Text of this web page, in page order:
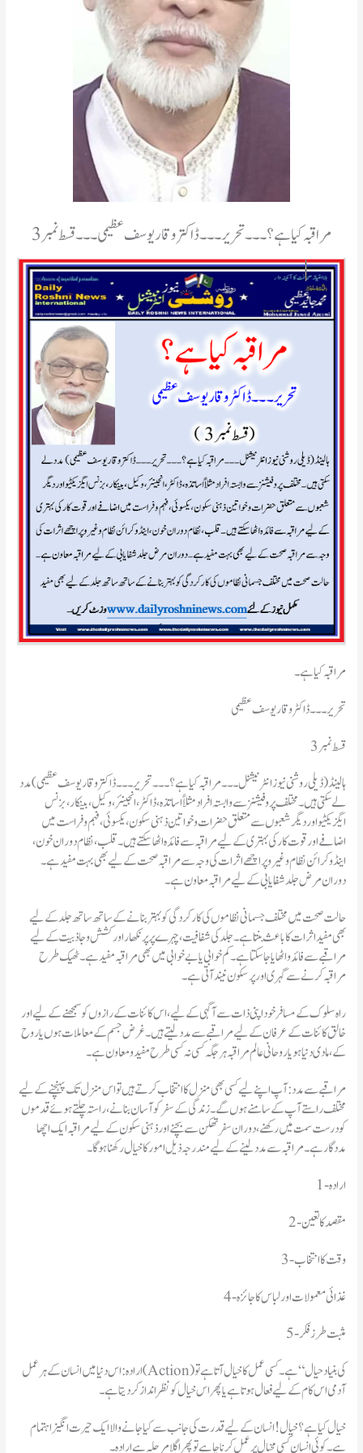
مراقبہ کیا ہے؟۔۔۔تحریر۔۔۔ڈاکتر وقار یوسف عظیمی۔۔۔قسط نمبر3
مراقبہ کیا ہے۔
تحریر۔۔۔ڈاکٹر وقار یوسف عظیمی
قسط نمبر3
ہالینڈ(ڈیلی روشنی نیوز انٹرنیشنل۔۔۔مراقبہ کیا ہے؟۔۔۔تحریر۔۔۔ڈاکتر وقار یوسف عظیمی ) مدد
لے سکتی ہیں۔ مختلف پروفیشنز سے وابستہ افراد مثلاً اساتذہ، ڈاکٹر، انجینئر، وکیل، بینکار، بزنس
ایگزیکٹیو اور دیگر شعبوں سے متعلق حضرات و خواتین ذہنی سکون، یکسوئی، فہم و فراست میں
اضافے اور قوت کار کی بہتری کے لیے مراقبہ سے فائدہ اٹھا سکتے ہیں۔ قلب، نظام دوران خون،
اینڈو کرائن نظام و غیر و پر اچھے اثرات کی وجہ سے مراقبہ صحت کے لیے بھی بہت مفید ہے۔
دوران مرض جلد شفایابی کےلیے مراقبہ معاون ہے۔
حالت صحت میں مختلف جسمانی نظاموں کی کار کردگی کو بہتر بنانے کے ساتھ ساتھ جلد کے لیے
بھی مفید اثرات کا باعث بنتا ہے۔ جلد کی شفافیت، چہرے پر پر نکھار اور کشش و جاذبیت کے لیے
مراقبے سے فائد و اٹھایا جا سکتا ہے۔ کم خوابی یا بے خوابی میں بھی مراقبہ مفید ہے۔ ٹھیک طرح
مراقبہ کرنے سے گہری اور پر سکون نیند آتی ہے۔
راہ سلوک کے مسافر خود اپنی ذات سے آگہی کے لیے، اس کائنات کے رازوں کو سمجھنے کے لیے اور
خالق کائنات کے عرفان کے لیے مراقبے سے مدد لیتے ہیں۔ غرض جسم کے معاملات ہوں یا روح
کے، مادی دنیا ہو یا روحانی عالم مراقبہ ہر جگہ کسی نہ کسی طرح مفید و معاون ہے۔
مراقبےسےمدد:آپ اپنے لیے کسی بھی منزل کا انتخاب کرتے ہیں تو اس منزل تک پہنچنے کے لیے
مختلف راستے آپ کے سامنے ہوں گے۔ زندگی کے سفر کو آسان بنانے، راستہ چلتے ہوئے قدموں
کو درست سمت میں رکھنے، دوران سفر تھکن سے بچنے اور ذہنی سکون کے لیے مراقبہ ایک اچھا
مددگار ہے۔ مراقبہ سے مدد لینے کے لیے مندرجہ ذیل امور کا خیال رکھنا ہو گا۔
1- اراده
2- مقصد کا تعین
3- وقت کا انتخاب
4- غذائی معمولات اور لباس کا جائزہ
5- مثبت طرز فکر
آدمی اس کام کے لیے فعال ہوتا ہے یا پھر اس خیال کونظر انداز کر دیتا ہے۔
خیال کیا ہے ؟ خیال! انسان کے لیے قدرت کی جانب سے کیا جانے والا ایک حیرت انگیز اہتمام
ہے۔ کوئی انسان کسی مخیال پر عمل کرنا چاہے تو پھر اگلا مرحلہ ہے ارادہ۔